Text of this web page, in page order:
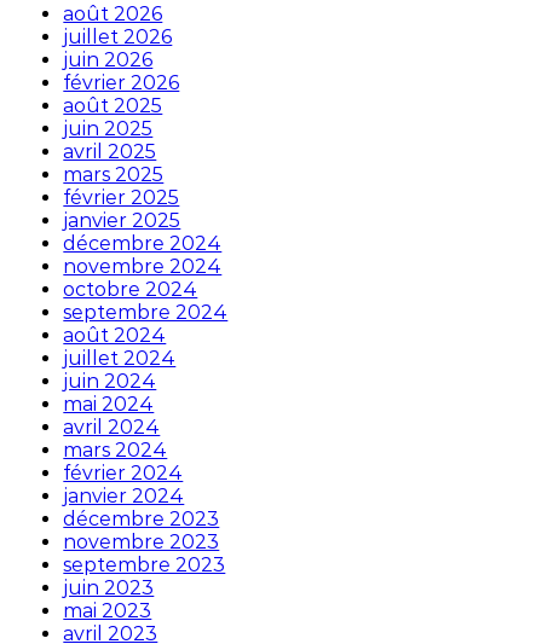
août 2026
juillet 2026
juin 2026
février 2026
août 2025
juin 2025
avril 2025
mars 2025
février 2025
janvier 2025
décembre 2024
novembre 2024
octobre 2024
septembre 2024
août 2024
juillet 2024
juin 2024
mai 2024
avril 2024
mars 2024
février 2024
janvier 2024
décembre 2023
novembre 2023
septembre 2023
juin 2023
mai 2023
avril 2023